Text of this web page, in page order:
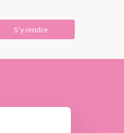
S'y rendre